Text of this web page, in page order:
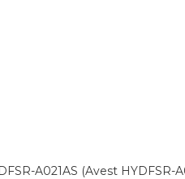
A021AS (Avest HYDFSR-